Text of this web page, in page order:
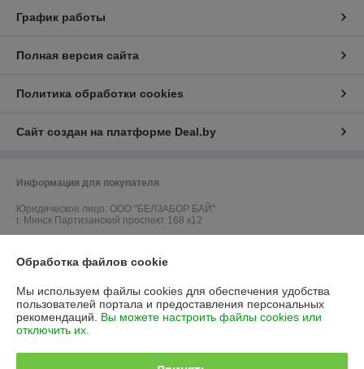
График работы
Полная версия сайта
Политика обработки cookies
Сайт создан на платформе Deal.by
Информация для покупателя
Юридическое лицо: ООО "БЕЛЗАБОР БАЙ"
г. Минск Партизанский проспект 168 к12
УНП: 192672687
Регистрационный орган: Минский горисполком
Дата регистрации компании: 05.07.2016
Обработка файлов cookie
Мы используем файлы cookies для обеспечения удобства
пользователей портала и предоставления персональных
рекомендаций. Вы можете настроить файлы cookies или
отключить их.